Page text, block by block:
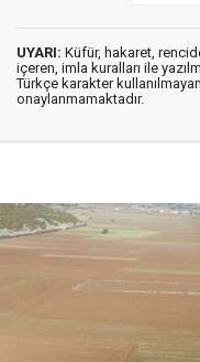
UYARI: Küfür, hakaret,
içeren, imla kuralları ile
Türkçe karakter
onaylanmamaktadır.